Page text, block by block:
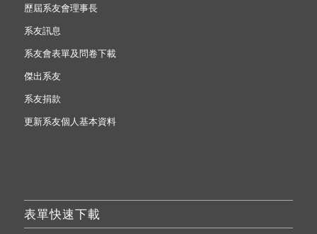
歷屆系友會理事長
系友訊息
系友會表單及問卷下載
傑出系友
系友捐款
更新系友個人基本資料
表單快速下載